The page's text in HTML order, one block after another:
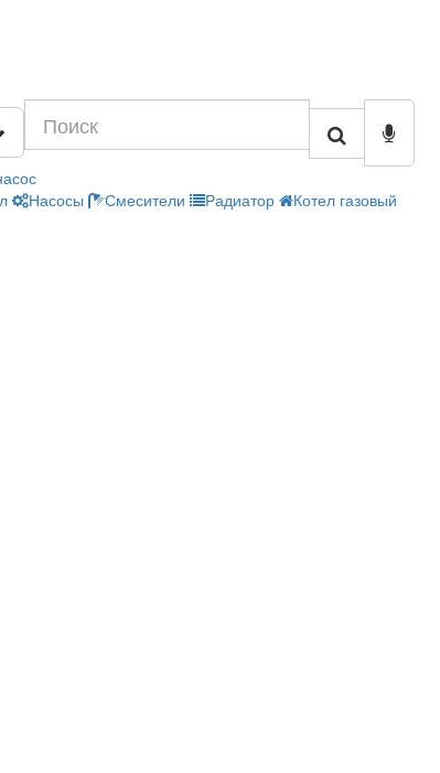
Насосы Смесители Радиатор Котел газовый